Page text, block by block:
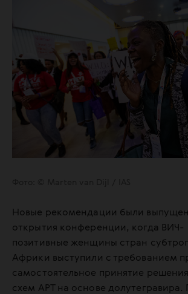
Новые рекомендации были
открытия конференции, когда ВИЧ-
позитивные женщины стран
Африки выступили с требованием
самостоятельное принятие
схем АРТ на основе долутегравира.